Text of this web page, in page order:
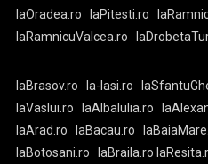
laOradea.ro
laPitesti.ro
laRamnicuValcea.ro
laBrasov.ro la-Iasi.ro
laVaslui.ro
laAlbaIulia.ro
laArad.ro
laBacau.ro
laBotosani.ro
laBraila.ro